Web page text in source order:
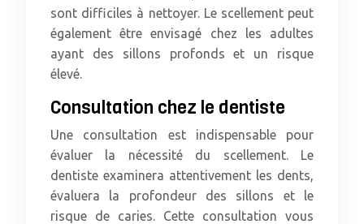
sont difficiles à nettoyer. Le scellement peut
également être envisagé chez les adultes
ayant des sillons profonds et un risque
élevé.
Consultation chez le dentiste
Une consultation est indispensable pour
évaluer la nécessité du scellement. Le
dentiste examinera attentivement les dents,
évaluera la profondeur des sillons et le
risque de caries. Cette consultation vous